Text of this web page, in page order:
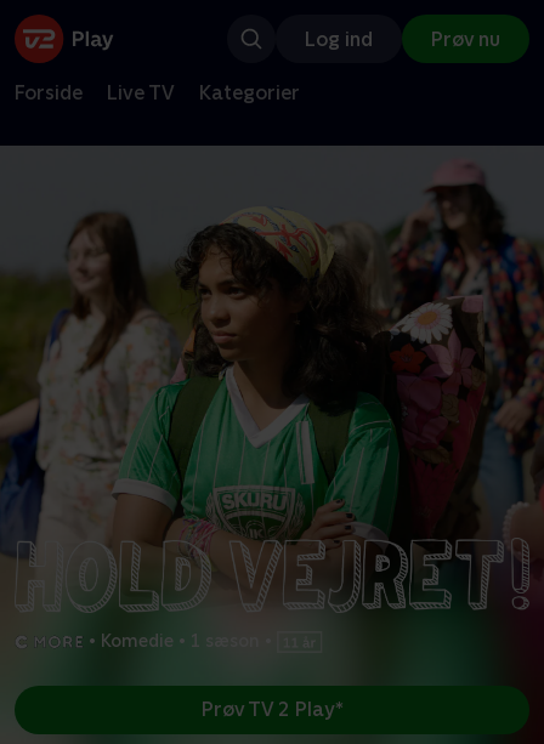
Log ind Prøv nu
Forside Live TV Kategorier
• Komedie • 1 sæson
Prøv TV 2 Play*